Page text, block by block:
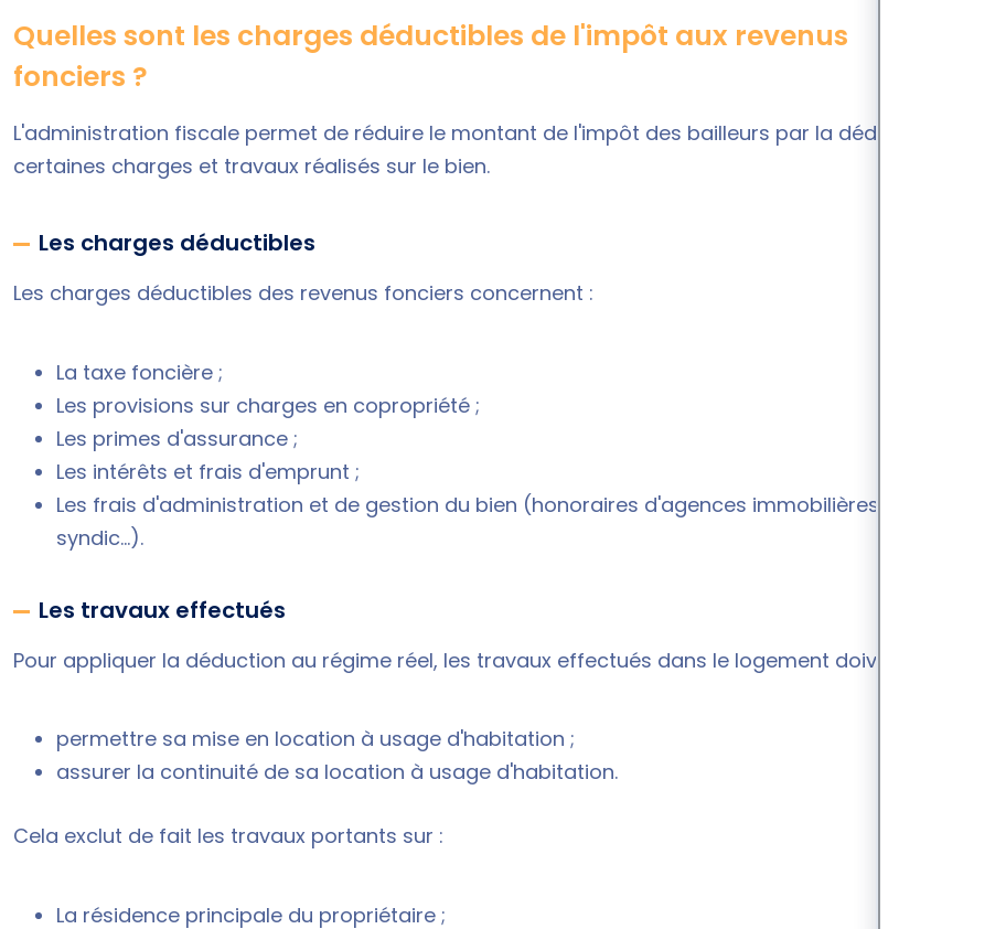
Quelles sont les charges déductibles de l'impôt aux revenus
fonciers ?
L'administration fiscale permet de réduire le montant de l'impôt des bailleurs par la déduction de
certaines charges et travaux réalisés sur le bien.
Les charges déductibles
Les charges déductibles des revenus fonciers concernent :
La taxe foncière ;
Les provisions sur charges en copropriété ;
Les primes d'assurance ;
Les intérêts et frais d'emprunt ;
Les frais d'administration et de gestion du bien (honoraires d'agences immobilières et de
syndic...).
Les travaux effectués
Pour appliquer la déduction au régime réel, les travaux effectués dans le logement doivent :
permettre sa mise en location à usage d'habitation ;
assurer la continuité de sa location à usage d'habitation.
Cela exclut de fait les travaux portants sur :
La résidence principale du propriétaire ;